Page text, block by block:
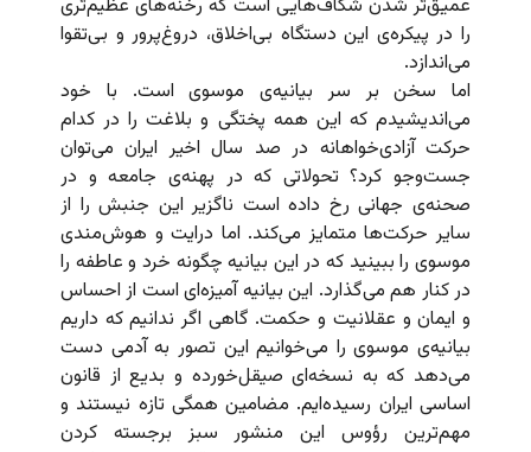
عمیق‌تر شدن شکاف‌هایی است که رخنه‌های عظیم‌تری
را در پیکره‌ی این دستگاه بی‌اخلاق، دروغ‌پرور و بی‌تقوا
می‌اندازد.
اما سخن بر سر بیانیه‌ی موسوی است. با خود
می‌اندیشیدم که این همه پختگی و بلاغت را در کدام
حرکت آزادی‌خواهانه در صد سال اخیر ایران می‌توان
جست‌وجو کرد؟ تحولاتی که در پهنه‌ی جامعه و در
صحنه‌ی جهانی رخ داده است ناگزیر این جنبش را از
سایر حرکت‌ها متمایز می‌‌کند. اما درایت و هوش‌مندی
موسوی را ببینید که در این بیانیه چگونه خرد و عاطفه را
در کنار هم می‌گذارد. این بیانیه آمیزه‌ای است از احساس
و ایمان و عقلانیت و حکمت. گاهی اگر ندانیم که داریم
بیانیه‌ی موسوی را می‌خوانیم این تصور به آدمی دست
می‌دهد که به نسخه‌ای صیقل‌خورده و بدیع از قانون‌
اساسی ایران رسیده‌ایم. مضامین همگی تازه نیستند و
مهم‌ترین رؤوس این منشور سبز برجسته کردن